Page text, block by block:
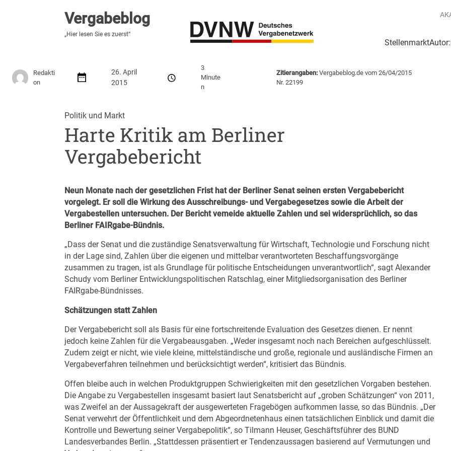
Vergabeblog
„Hier lesen Sie es zuerst“
Stellenmarkt
Vergabeblog
„Hier lesen Sie es zuerst“
Redakti
on
26. April
2015
3
Minute
n
Zitierangaben:Vergabeblog.de vom 26/04/2015
Nr. 22199
Politik und Markt
Harte Kritik am Berliner
Vergabebericht
Neun Monate nach der gesetzlichen Frist hat der Berliner Senat seinen ersten Vergabebericht
vorgelegt. Er soll die Wirkung des Ausschreibungs- und Vergabegesetzes sowie die Arbeit der
Vergabestellen untersuchen. Der Bericht vemeide aktuelle Zahlen und sei widersprüchlich, so das
Berliner FAIRgabe-Bündnis.
„Dass der Senat und die zuständige Senatsverwaltung für Wirtschaft, Technologie und Forschung nicht
in der Lage sind, Zahlen über die eigenen und mittelbar verantworteten Beschaffungsvorgänge
zusammen zu tragen, ist als Grundlage für politische Entscheidungen unverantwortlich“, sagt Alexander
Schudy vom Berliner Entwicklungspolitischen Ratschlag, einer Mitgliedsorganisation des Berliner
FAIRgabe-Bündnisses.
Schätzungen statt Zahlen
Der Vergabebericht soll als Basis für eine fortschreitende Evaluation des Gesetzes dienen. Er nennt
jedoch keine Zahlen für die Vergabeausgaben. „Weder insgesamt noch nach Bereichen aufgeschlüsselt.
Zudem zeigt er nicht, wie viele kleine, mittelständische und große, regionale und ausländische Firmen an
Vergabeverfahren teilnehmen und berücksichtigt werden“, kritisiert das Bündnis.
Offen bleibe auch in welchen Produktgruppen Schwierigkeiten mit den gesetzlichen Vorgaben bestehen.
Die Angabe zu Vergabestellen insgesamt basiert laut Senatsbericht auf „groben Schätzungen“ von 2011,
was Zweifel an der Aussagekraft der ausgewerteten Fragebögen aufkommen lasse, so das Bündnis. „Der
Senat verwehrt der Öffentlichkeit und dem Abgeordnetenhaus einen tatsächlichen Einblick und damit die
Kontrolle und Bewertung seiner Vergabepolitik“, so Tilmann Heuser, Geschäftsführer des BUND
Landesverbandes Berlin. „Stattdessen präsentiert er Tendenzaussagen basierend auf Vermutungen und